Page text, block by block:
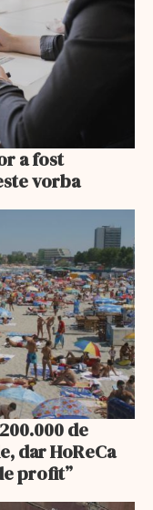
a fost
vorba
de
dar HoReCa
profit”